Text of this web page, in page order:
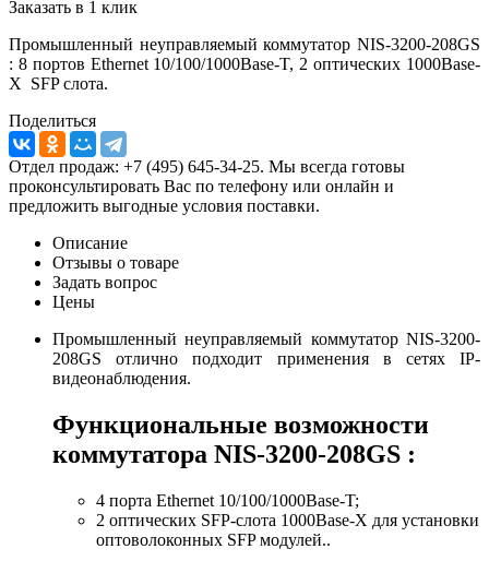
Заказать в 1 клик
Промышленный неуправляемый коммутатор NIS-3200-208GS
: 8 портов Ethernet 10/100/1000Base-T, 2 оптических 1000Base-
X SFP слота.
Поделиться
Отдел продаж: +7 (495) 645-34-25. Мы всегда готовы
проконсультировать Вас по телефону или онлайн и
предложить выгодные условия поставки.
Описание
Отзывы о товаре
Задать вопрос
Цены
Промышленный неуправляемый коммутатор NIS-3200-
208GS отлично подходит применения в сетях IP-
видеонаблюдения.
Функциональные возможности
коммутатора NIS-3200-208GS :
4 порта Ethernet 10/100/1000Base-T;
2 оптических SFP-слота 1000Base-X для установки
оптоволоконных SFP модулей..